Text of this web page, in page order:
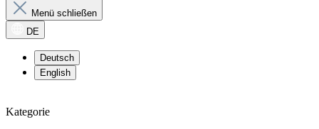
Menü schließen
DE
Deutsch
English
Kategorie